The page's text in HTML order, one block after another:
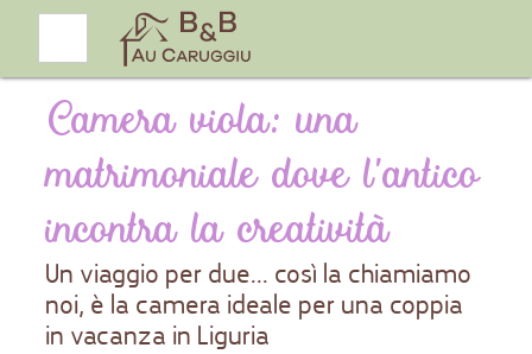
Camera viola: una
matrimoniale dove l'antico
incontra la creatività
Un viaggio per due... così la chiamiamo
noi, è la camera ideale per una coppia
in vacanza in Liguria